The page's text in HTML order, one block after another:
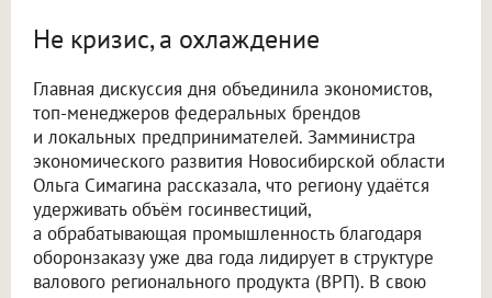
Не кризис, а охлаждение
Главная дискуссия дня объединила экономистов,
топ-менеджеров федеральных брендов
и локальных предпринимателей. Замминистра
экономического развития Новосибирской области
Ольга Симагина рассказала, что региону удаётся
удерживать объём госинвестиций,
а обрабатывающая промышленность благодаря
оборонзаказу уже два года лидирует в структуре
валового регионального продукта (ВРП). В свою